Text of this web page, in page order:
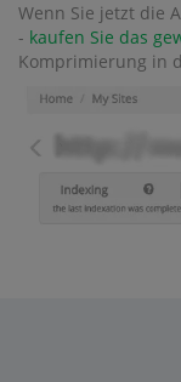
Wenn Sie jetzt die
- kaufen Sie das
Komprimierung in